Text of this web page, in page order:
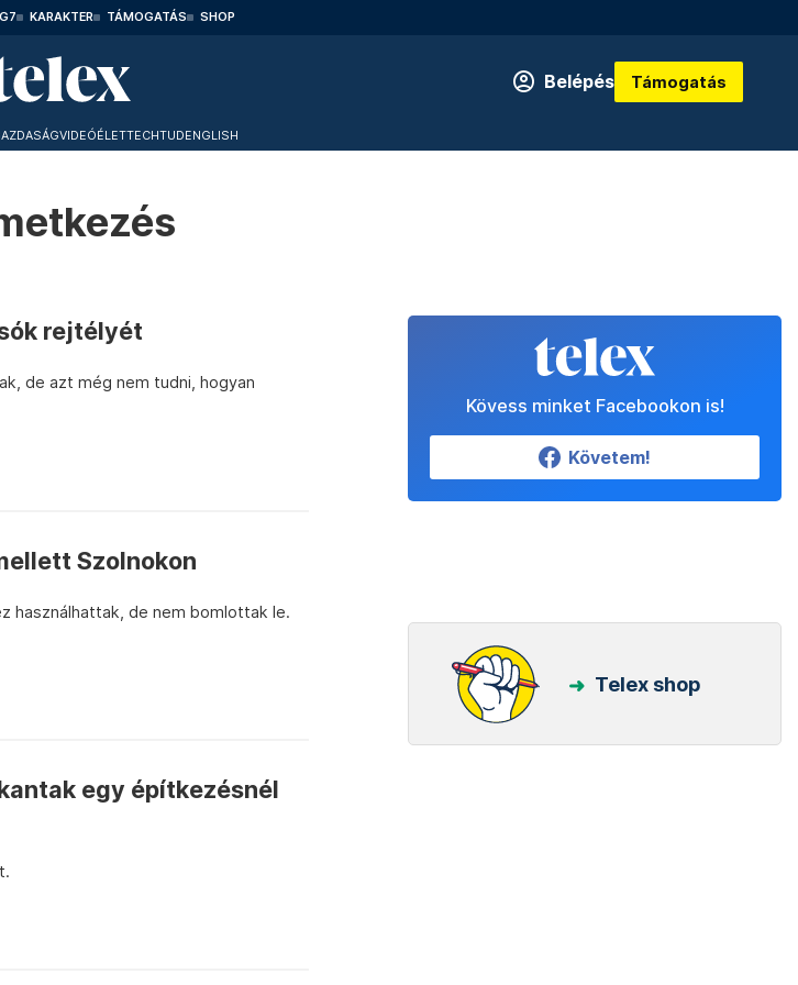
G7 KARAKTER TÁMOGATÁS SHOP
Belépés Támogatás
VIDEÓÉLETTECHTUDENGLISH
rejtélyét
de azt még nem tudni, hogyan
Szolnokon
használhattak, de nem bomlottak le.
egy építkezésnél
Kövess minket Facebookon is!
Követem!
Telex shop